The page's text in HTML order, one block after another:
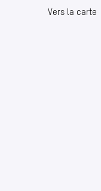
Vers la carte